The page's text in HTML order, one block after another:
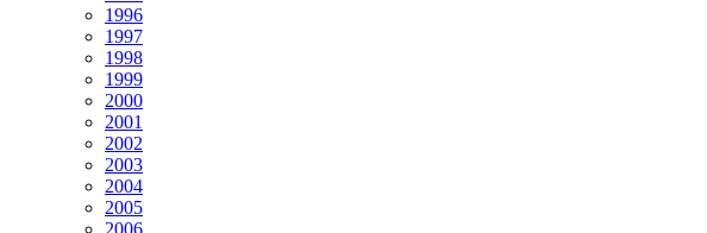
1996
1997
1998
1999
2000
2001
2002
2003
2004
2005